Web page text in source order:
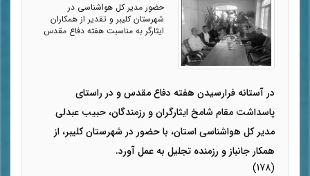
حضور مدیر کل هواشناسی در
شهرستان کلیبر و تقدیر از همکاران
ایثارگر به مناسبت هفته دفاع مقدس
در آستانه فرارسیدن هفته دفاع مقدس و در راستای
پاسداشت مقام شامخ ایثارگران و رزمندگان، حبیب عبدلی
مدیر کل هواشناسی استان، با حضور در شهرستان کلیبر، از
همکار جانباز و رزمنده تجلیل به عمل آورد.
(178)